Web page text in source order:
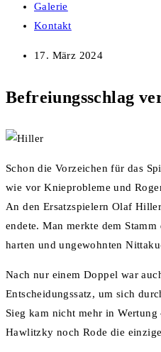
Galerie
Kontakt
17. März 2024
Befreiungsschlag
Schon die Vorzeichen für das
wie vor Knieprobleme und
An den Ersatzspielern Olaf
endete. Man merkte dem
harten und ungewohnten
Nach nur einem Doppel war
Entscheidungssatz, um sich
Sieg kam nicht mehr in
Hawlitzky noch Rode die